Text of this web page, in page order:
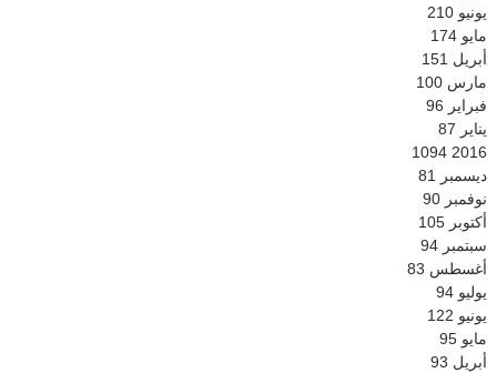
يونيو 210
مايو 174
أبريل 151
مارس 100
فبراير 96
يناير 87
2016
1094
ديسمبر 81
نوفمبر 90
أكتوبر 105
سبتمبر 94
أغسطس 83
يوليو 94
يونيو 122
مايو 95
أبريل 93